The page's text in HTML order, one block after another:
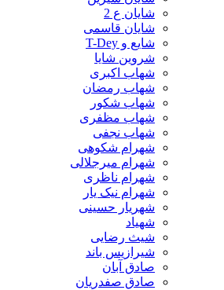
شایان ع 2
شایان قاسمی
شایع و T-Dey
شروین شایا
شهاب اکبری
شهاب رمضان
شهاب شکور
شهاب مظفری
شهاب نجفی
شهرام شکوهی
شهرام میرجلالی
شهرام ناظری
شهرام نیک یار
شهریار حسینی
شهیاد
شیث رضایی
شیرازیس باند
صادق آبان
صادق صفدریان